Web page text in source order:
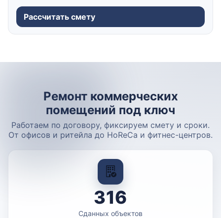
Рассчитать смету
Ремонт коммерческих
помещений под ключ
Работаем по договору, фиксируем смету и сроки.
От офисов и ритейла до HoReCa и фитнес-центров.
316
Сданных объектов